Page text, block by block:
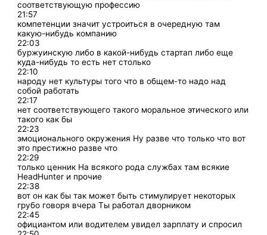
соответствующую профессию
21:57
компетенции значит устроиться в очередную там
какую-нибудь компанию
22:03
буржуинскую либо в какой-нибудь стартап либо еще
куда-нибудь то есть нет столько
22:10
народу нет культуры того что в общем-то надо над
собой работать
22:17
нет соответствующего такого моральное этического или
такого как бы
22:23
эмоционального окружения Ну разве что только что вот
это престижно разве что
22:29
только ценник На всякого рода службах там всякие
HeadHunter и прочие
22:38
вот он как бы так может быть стимулирует некоторых
грубо говоря вчера Ты работал дворником
22:45
официантом или водителем увидел зарплату и спросил